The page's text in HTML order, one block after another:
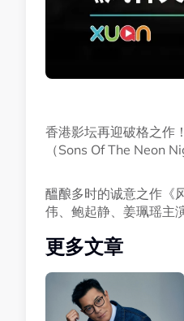
香港影坛再迎破格之作
（Sons Of The Neon
醞酿多时的诚意之作《
伟、鲍起静、姜珮瑶主
更多文章